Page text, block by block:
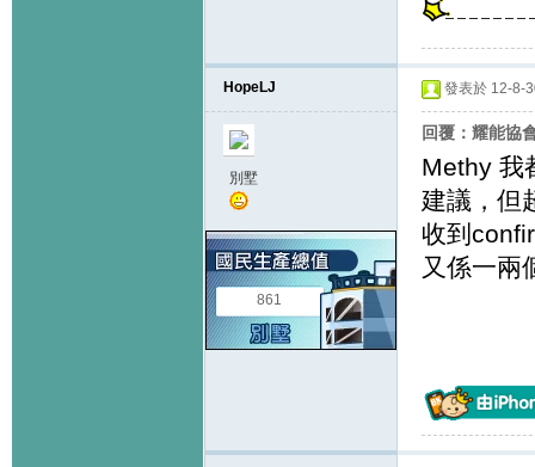
HopeLJ
別墅
861
發表於 12-8-
回覆：耀能協
Methy 我
建議，但
收到
又係一兩